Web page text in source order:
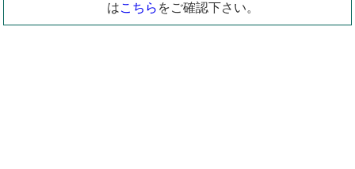
はこちらをご確認下さい。